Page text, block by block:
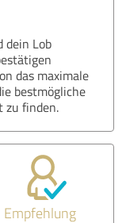
dein Lob
das maximale
bestmögliche
zu finden.
Empfehlung